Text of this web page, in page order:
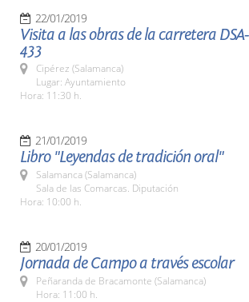
22/01/2019
Visita a las obras de la carretera DSA-
433
Cipérez (Salamanca)
Lugar: Ayuntamiento
Hora: 11:30 h.
21/01/2019
Libro "Leyendas de tradición oral"
Salamanca (Salamanca)
Sala de las Comarcas. Diputación
Hora: 10:00 h.
20/01/2019
Jornada de Campo a través escolar
Peñaranda de Bracamonte (Salamanca)
Hora: 11:00 h.